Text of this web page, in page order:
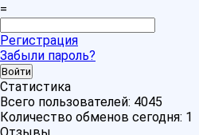
=
Регистрация
Забыли пароль?
Статистика
Всего пользователей: 4045
Количество обменов сегодня: 1